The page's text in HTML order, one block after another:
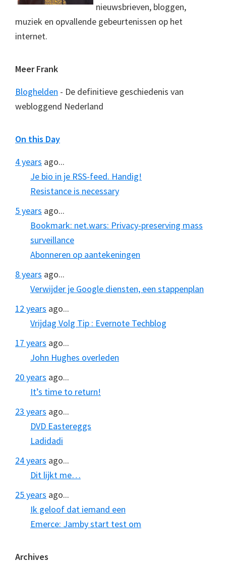
nieuwsbrieven, bloggen,
muziek en opvallende gebeurtenissen op het
internet.
Meer Frank
Bloghelden - De definitieve geschiedenis van
webloggend Nederland
On this Day
4 years ago...
Je bio in je RSS-feed. Handig!
Resistance is necessary
5 years ago...
Bookmark: net.wars: Privacy-preserving mass
surveillance
Abonneren op aantekeningen
8 years ago...
Verwijder je Google diensten, een stappenplan
12 years ago...
Vrijdag Volg Tip : Evernote Techblog
17 years ago...
John Hughes overleden
20 years ago...
It’s time to return!
23 years ago...
DVD Eastereggs
Ladidadi
24 years ago...
Dit lijkt me…
25 years ago...
Ik geloof dat iemand een
Emerce: Jamby start test om
Archives